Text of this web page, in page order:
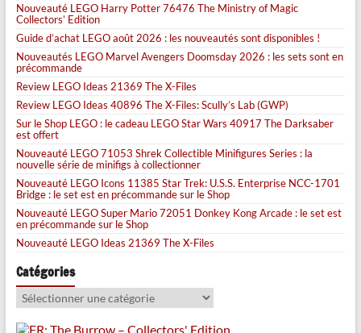
Nouveauté LEGO Harry Potter 76476 The Ministry of Magic
Collectors’ Edition
Guide d’achat LEGO août 2026 : les nouveautés sont disponibles !
Nouveautés LEGO Marvel Avengers Doomsday 2026 : les sets sont en
précommande
Review LEGO Ideas 21369 The X-Files
Review LEGO Ideas 40896 The X-Files: Scully’s Lab (GWP)
Sur le Shop LEGO : le cadeau LEGO Star Wars 40917 The Darksaber
est offert
Nouveauté LEGO 71053 Shrek Collectible Minifigures Series : la
nouvelle série de minifigs à collectionner
Nouveauté LEGO Icons 11385 Star Trek: U.S.S. Enterprise NCC-1701
Bridge : le set est en précommande sur le Shop
Nouveauté LEGO Super Mario 72051 Donkey Kong Arcade : le set est
en précommande sur le Shop
Nouveauté LEGO Ideas 21369 The X-Files
Catégories
Catégories